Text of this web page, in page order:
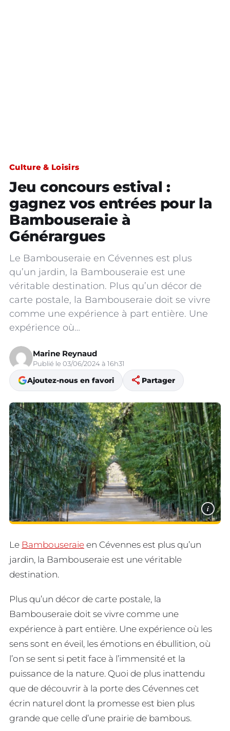
Culture & Loisirs
Jeu concours estival :
gagnez vos entrées pour la
Bambouseraie à
Générargues
Le Bambouseraie en Cévennes est plus
qu’un jardin, la Bambouseraie est une
véritable destination. Plus qu’un décor de
carte postale, la Bambouseraie doit se vivre
comme une expérience à part entière. Une
expérience où…
Marine Reynaud
Publié le 03/06/2024 à 16h31
Ajoutez-nous en favori share Partager
i
Le Bambouseraie en Cévennes est plus qu’un
jardin, la Bambouseraie est une véritable
destination.
Plus qu’un décor de carte postale, la
Bambouseraie doit se vivre comme une
expérience à part entière. Une expérience où les
sens sont en éveil, les émotions en ébullition, où
l’on se sent si petit face à l’immensité et la
puissance de la nature. Quoi de plus inattendu
que de découvrir à la porte des Cévennes cet
écrin naturel dont la promesse est bien plus
grande que celle d’une prairie de bambous.